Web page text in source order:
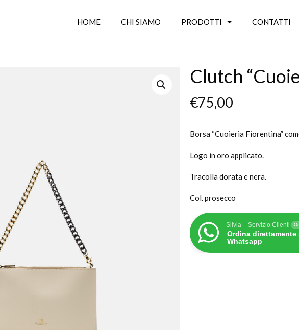
HOME CHI SIAMO PRODOTTI CONTATTI
Clutch
€75,00
Borsa “Cuoieria Fiorentina”
Logo in oro applicato.
Tracolla dorata e nera.
Col. prosecco
Silvia – Servizio Clienti
Ordina direttamente
Whatsapp